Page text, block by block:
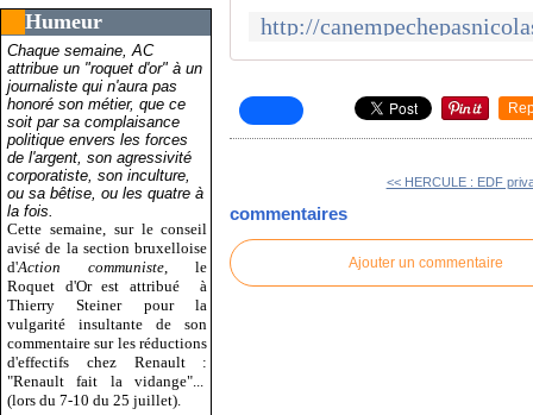
Humeur
Chaque semaine, AC
attribue un "roquet d'or" à un
journaliste qui n'aura pas
honoré son métier, que ce
soit par sa complaisance
politique envers les forces
de l'argent, son agressivité
corporatiste, son inculture,
ou sa bêtise, ou les quatre à
la fois.
Cette semaine, sur le conseil
avisé de la section bruxelloise
d'Action communiste , le
Roquet d'Or est attribué
à
Thierry Steiner pour la
vulgarité insultante de son
commentaire sur les réductions
d'effectifs chez Renault :
"Renault fait la vidange"...
(lors du 7-10 du 25 juillet).
<< HERCULE : EDF
commentaires
Ajouter un commentaire